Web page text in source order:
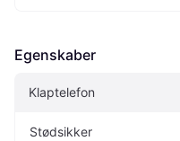
Egenskaber
Klaptelefon
Stødsikker